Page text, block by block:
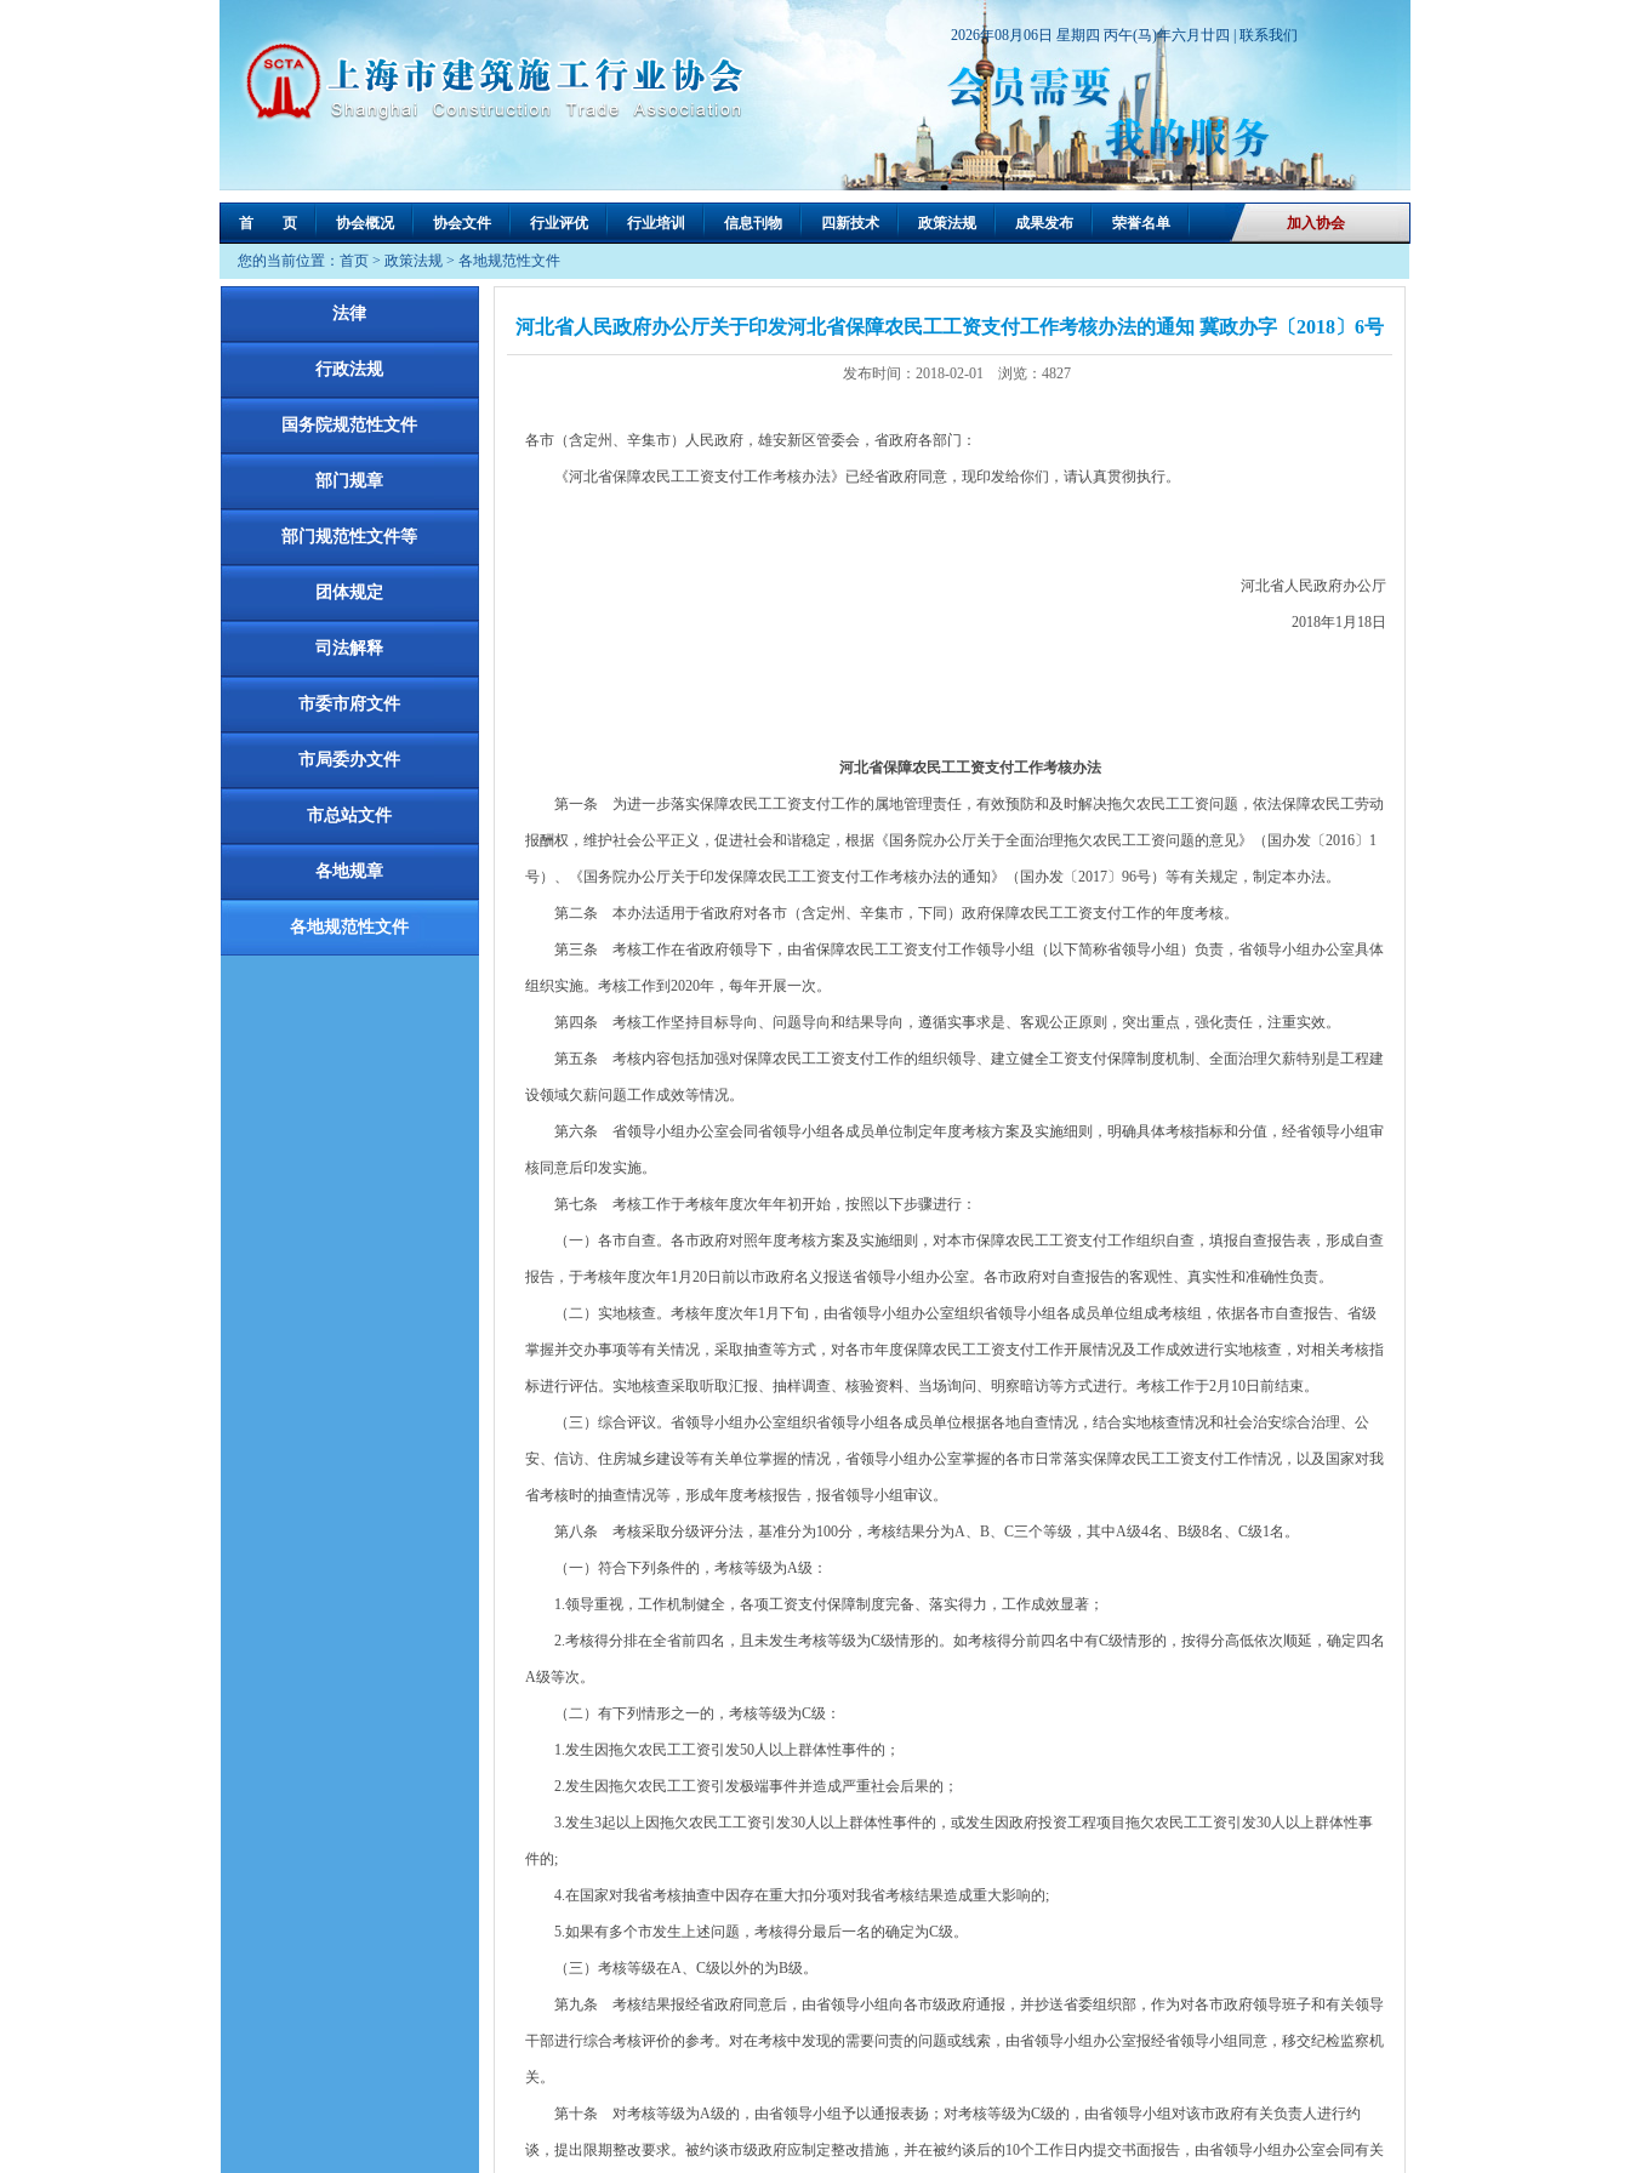
2026年08月06日 星期四 丙午(马)年六月廿四 | 联系我们
首 页 协会概况 协会文件 行业评优 行业培训 信息刊物 四新技术 政策法规 成果发布 荣誉名单 加入协会
您的当前位置： 首页 > 政策法规 > 各地规范性文件
法律
行政法规
国务院规范性文件
部门规章
部门规范性文件等
团体规定
司法解释
市委市府文件
市局委办文件
市总站文件
各地规章
各地规范性文件
河北省人民政府办公厅关于印发河北省保障农民工工资支付工作考核办法的通知 冀政办字〔2018〕6号
发布时间：2018-02-01 浏览：4827
各市（含定州、辛集市）人民政府，雄安新区管委会，省政府各部门：
《河北省保障农民工工资支付工作考核办法》已经省政府同意，现印发给你们，请认真贯彻执行。
河北省人民政府办公厅
2018年1月18日
河北省保障农民工工资支付工作考核办法
第一条 为进一步落实保障农民工工资支付工作的属地管理责任，有效预防和及时解决拖欠农民工工资问题，依法保障农民工劳动
报酬权，维护社会公平正义，促进社会和谐稳定，根据《国务院办公厅关于全面治理拖欠农民工工资问题的意见》（国办发〔2016〕1
号）、《国务院办公厅关于印发保障农民工工资支付工作考核办法的通知》（国办发〔2017〕96号）等有关规定，制定本办法。
第二条 本办法适用于省政府对各市（含定州、辛集市，下同）政府保障农民工工资支付工作的年度考核。
第三条 考核工作在省政府领导下，由省保障农民工工资支付工作领导小组（以下简称省领导小组）负责，省领导小组办公室具体
组织实施。考核工作到2020年，每年开展一次。
第四条 考核工作坚持目标导向、问题导向和结果导向，遵循实事求是、客观公正原则，突出重点，强化责任，注重实效。
第五条 考核内容包括加强对保障农民工工资支付工作的组织领导、建立健全工资支付保障制度机制、全面治理欠薪特别是工程建
设领域欠薪问题工作成效等情况。
第六条 省领导小组办公室会同省领导小组各成员单位制定年度考核方案及实施细则，明确具体考核指标和分值，经省领导小组审
核同意后印发实施。
第七条 考核工作于考核年度次年年初开始，按照以下步骤进行：
（一）各市自查。各市政府对照年度考核方案及实施细则，对本市保障农民工工资支付工作组织自查，填报自查报告表，形成自查
报告，于考核年度次年1月20日前以市政府名义报送省领导小组办公室。各市政府对自查报告的客观性、真实性和准确性负责。
（二）实地核查。考核年度次年1月下旬，由省领导小组办公室组织省领导小组各成员单位组成考核组，依据各市自查报告、省级
掌握并交办事项等有关情况，采取抽查等方式，对各市年度保障农民工工资支付工作开展情况及工作成效进行实地核查，对相关考核指
标进行评估。实地核查采取听取汇报、抽样调查、核验资料、当场询问、明察暗访等方式进行。考核工作于2月10日前结束。
（三）综合评议。省领导小组办公室组织省领导小组各成员单位根据各地自查情况，结合实地核查情况和社会治安综合治理、公
安、信访、住房城乡建设等有关单位掌握的情况，省领导小组办公室掌握的各市日常落实保障农民工工资支付工作情况，以及国家对我
省考核时的抽查情况等，形成年度考核报告，报省领导小组审议。
第八条 考核采取分级评分法，基准分为100分，考核结果分为A、B、C三个等级，其中A级4名、B级8名、C级1名。
（一）符合下列条件的，考核等级为A级：
1.领导重视，工作机制健全，各项工资支付保障制度完备、落实得力，工作成效显著；
2.考核得分排在全省前四名，且未发生考核等级为C级情形的。如考核得分前四名中有C级情形的，按得分高低依次顺延，确定四名
A级等次。
（二）有下列情形之一的，考核等级为C级：
1.发生因拖欠农民工工资引发50人以上群体性事件的；
2.发生因拖欠农民工工资引发极端事件并造成严重社会后果的；
3.发生3起以上因拖欠农民工工资引发30人以上群体性事件的，或发生因政府投资工程项目拖欠农民工工资引发30人以上群体性事
件的;
4.在国家对我省考核抽查中因存在重大扣分项对我省考核结果造成重大影响的;
5.如果有多个市发生上述问题，考核得分最后一名的确定为C级。
（三）考核等级在A、C级以外的为B级。
第九条 考核结果报经省政府同意后，由省领导小组向各市级政府通报，并抄送省委组织部，作为对各市政府领导班子和有关领导
干部进行综合考核评价的参考。对在考核中发现的需要问责的问题或线索，由省领导小组办公室报经省领导小组同意，移交纪检监察机
关。
第十条 对考核等级为A级的，由省领导小组予以通报表扬；对考核等级为C级的，由省领导小组对该市政府有关负责人进行约
谈，提出限期整改要求。被约谈市级政府应制定整改措施，并在被约谈后的10个工作日内提交书面报告，由省领导小组办公室会同有关